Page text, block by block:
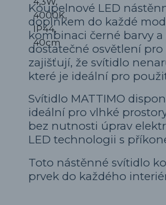
Koupelnové LED
doplňkem do každé
kombinaci černé barvy
dostatečné osvětlení
zajišťují, že svítidlo
které je ideální pro
Svítidlo MATTIMO
ideální pro vlhké
bez nutnosti úprav
LED technologii s
Toto nástěnné svítidlo
prvek do každého